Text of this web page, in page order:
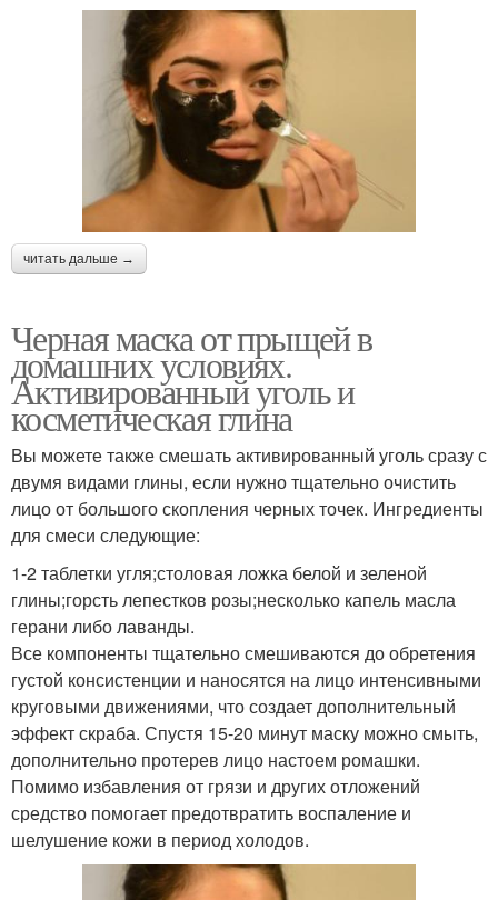
читать дальше →
Черная маска от прыщей в
домашних условиях.
Активированный уголь и
косметическая глина
Вы можете также смешать активированный уголь сразу с
двумя видами глины, если нужно тщательно очистить
лицо от большого скопления черных точек. Ингредиенты
для смеси следующие:
1-2 таблетки угля;столовая ложка белой и зеленой
глины;горсть лепестков розы;несколько капель масла
герани либо лаванды.
Все компоненты тщательно смешиваются до обретения
густой консистенции и наносятся на лицо интенсивными
круговыми движениями, что создает дополнительный
эффект скраба. Спустя 15-20 минут маску можно смыть,
дополнительно протерев лицо настоем ромашки.
Помимо избавления от грязи и других отложений
средство помогает предотвратить воспаление и
шелушение кожи в период холодов.